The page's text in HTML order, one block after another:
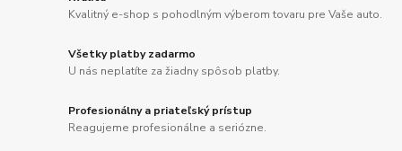
Kvalitný e-shop s pohodlným výberom tovaru pre Vaše auto.
Všetky platby zadarmo
U nás neplatíte za žiadny spôsob platby.
Profesionálny a priateľský prístup
Reagujeme profesionálne a seriózne.